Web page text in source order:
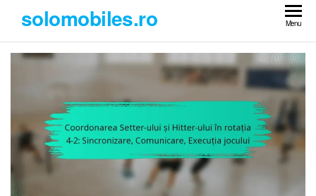
the
content
solomobiles.ro Menu